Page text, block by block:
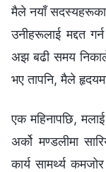
मैले नयाँ
उनीहरूलाई मद्दत
अझ बढी समय
भए तापनि, मैले
एक महिनापछि,
अर्को मण्डलीमा
कार्य सामर्थ्य